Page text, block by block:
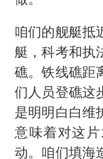
咱们的舰艇抵
艇，科考和执
礁。铁线礁距
们人员登礁这
是明明白白维
意味着对这
动。咱们填海